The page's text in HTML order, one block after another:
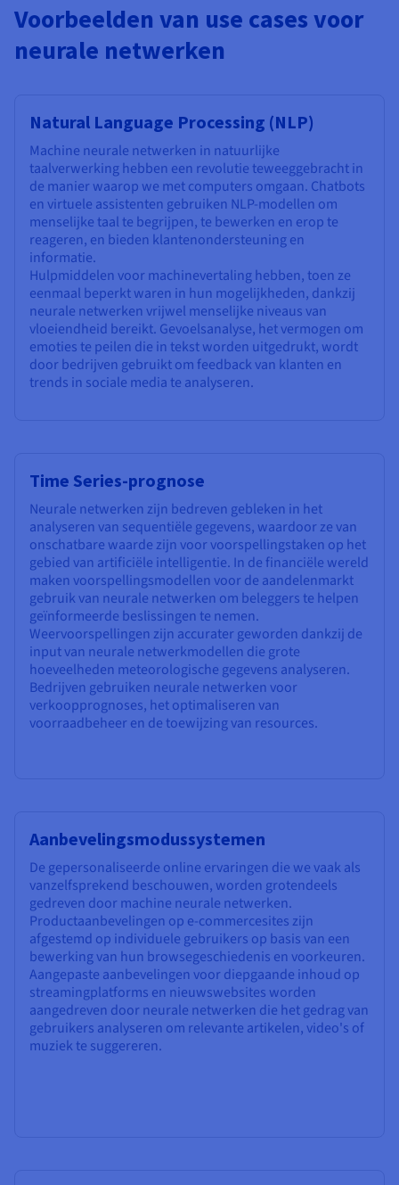
Voorbeelden van use cases voor
neurale netwerken
Natural Language Processing (NLP)
Machine neurale netwerken in natuurlijke
taalverwerking hebben een revolutie teweeggebracht in
de manier waarop we met computers omgaan. Chatbots
en virtuele assistenten gebruiken NLP-modellen om
menselijke taal te begrijpen, te bewerken en erop te
reageren, en bieden klantenondersteuning en
informatie.
Hulpmiddelen voor machinevertaling hebben, toen ze
eenmaal beperkt waren in hun mogelijkheden, dankzij
neurale netwerken vrijwel menselijke niveaus van
vloeiendheid bereikt. Gevoelsanalyse, het vermogen om
emoties te peilen die in tekst worden uitgedrukt, wordt
door bedrijven gebruikt om feedback van klanten en
trends in sociale media te analyseren.
Time Series-prognose
Neurale netwerken zijn bedreven gebleken in het
analyseren van sequentiële gegevens, waardoor ze van
onschatbare waarde zijn voor voorspellingstaken op het
gebied van artificiële intelligentie. In de financiële wereld
maken voorspellingsmodellen voor de aandelenmarkt
gebruik van neurale netwerken om beleggers te helpen
geïnformeerde beslissingen te nemen.
Weervoorspellingen zijn accurater geworden dankzij de
input van neurale netwerkmodellen die grote
hoeveelheden meteorologische gegevens analyseren.
Bedrijven gebruiken neurale netwerken voor
verkoopprognoses, het optimaliseren van
voorraadbeheer en de toewijzing van resources.
Aanbevelingsmodussystemen
De gepersonaliseerde online ervaringen die we vaak als
vanzelfsprekend beschouwen, worden grotendeels
gedreven door machine neurale netwerken.
Productaanbevelingen op e-commercesites zijn
afgestemd op individuele gebruikers op basis van een
bewerking van hun browsegeschiedenis en voorkeuren.
Aangepaste aanbevelingen voor diepgaande inhoud op
streamingplatforms en nieuwswebsites worden
aangedreven door neurale netwerken die het gedrag van
gebruikers analyseren om relevante artikelen, video's of
muziek te suggereren.